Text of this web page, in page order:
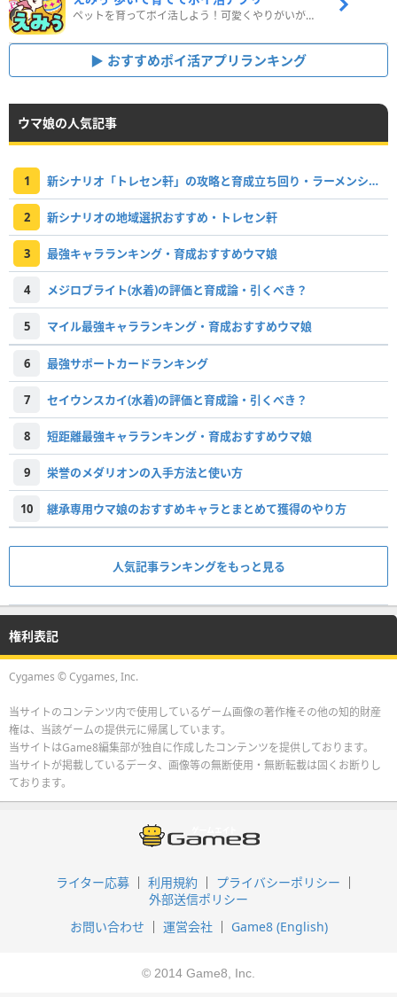
ペットを育ってポイ活しよう！可愛くやりがいがある新感覚アプリ
おすすめポイ活アプリランキング
ウマ娘の人気記事
1 新シナリオ「トレセン軒」の攻略と育成立ち回り・ラーメンシナリオ
2 新シナリオの地域選択おすすめ・トレセン軒
3 最強キャラランキング・育成おすすめウマ娘
4 メジロブライト(水着)の評価と育成論・引くべき？
5 マイル最強キャラランキング・育成おすすめウマ娘
6 最強サポートカードランキング
7 セイウンスカイ(水着)の評価と育成論・引くべき？
8 短距離最強キャラランキング・育成おすすめウマ娘
9 栄誉のメダリオンの入手方法と使い方
10 継承専用ウマ娘のおすすめキャラとまとめて獲得のやり方
人気記事ランキングをもっと見る
権利表記
Cygames © Cygames, Inc.
当サイトのコンテンツ内で使用しているゲーム画像の著作権その他の知的財産
権は、当該ゲームの提供元に帰属しています。
当サイトはGame8編集部が独自に作成したコンテンツを提供しております。
当サイトが掲載しているデータ、画像等の無断使用・無断転載は固くお断りし
ております。
ライター応募 利用規約
プライバシーポリシー
外部送信ポリシー
お問い合わせ
運営会社 Game8 (English)
© 2014 Game8, Inc.